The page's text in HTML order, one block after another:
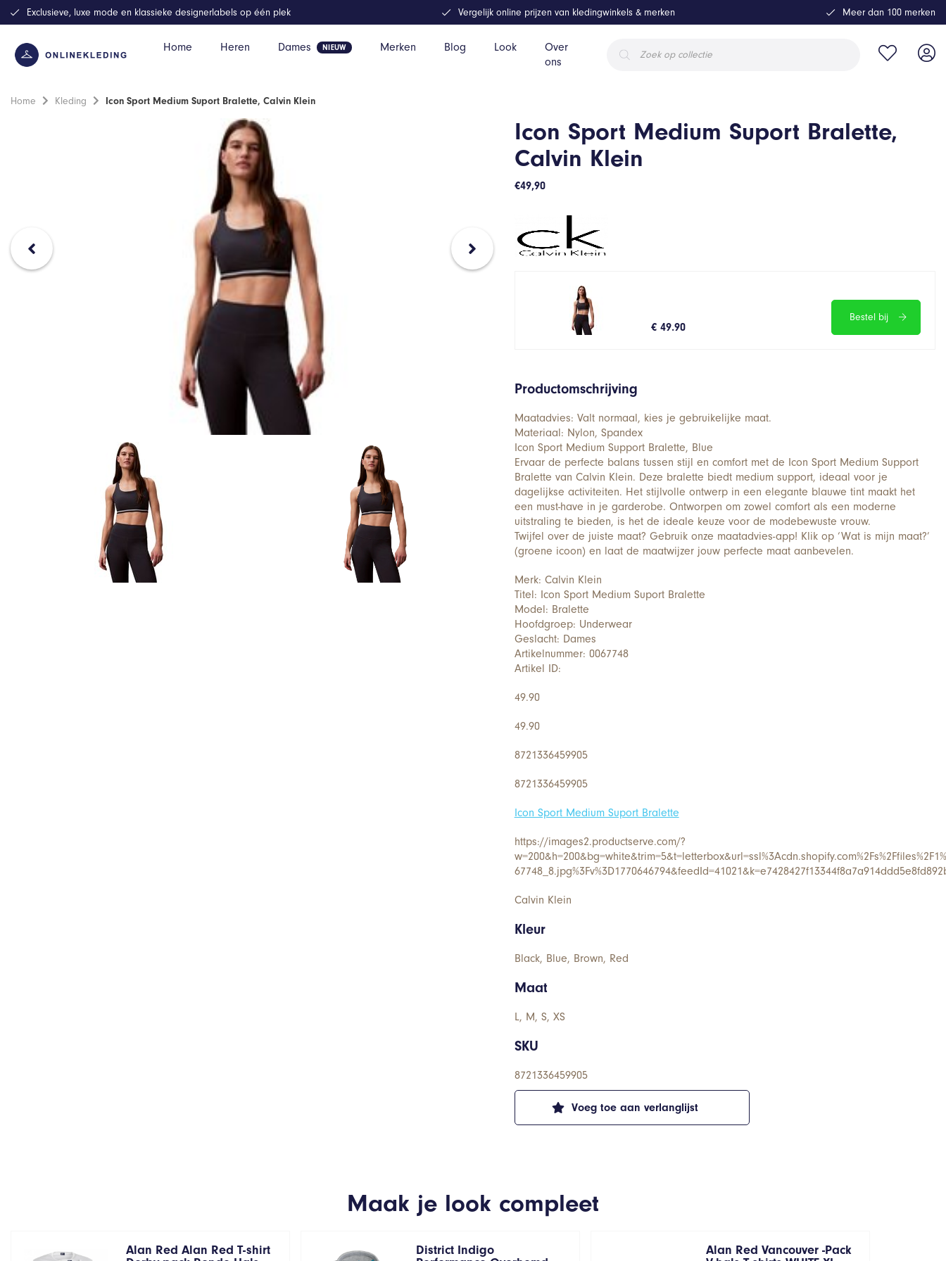
Home Heren Dames Merken Blog Look
Over
ons
zoeken
Exclusieve, luxe mode en klassieke designerlabels op één plek Vergelijk online prijzen van kledingwinkels & merken Meer dan 100 merken
Home Kleding Icon Sport Medium Suport Bralette, Calvin Klein
Icon Sport Medium Suport Bralette,
Calvin Klein
€49,90
€ 49.90
Bestel bij
Voeg toe aan verlanglijst
Productomschrijving
Maatadvies: Valt normaal, kies je gebruikelijke maat.
Materiaal: Nylon, Spandex
Icon Sport Medium Support Bralette, Blue
Ervaar de perfecte balans tussen stijl en comfort met de Icon Sport Medium Support
Bralette van Calvin Klein. Deze bralette biedt medium support, ideaal voor je
dagelijkse activiteiten. Het stijlvolle ontwerp in een elegante blauwe tint maakt het
een must-have in je garderobe. Ontworpen om zowel comfort als een moderne
uitstraling te bieden, is het de ideale keuze voor de modebewuste vrouw.
Twijfel over de juiste maat? Gebruik onze maatadvies-app! Klik op ‘Wat is mijn maat?’
(groene icoon) en laat de maatwijzer jouw perfecte maat aanbevelen.
Merk: Calvin Klein
Titel: Icon Sport Medium Suport Bralette
Model: Bralette
Hoofdgroep: Underwear
Geslacht: Dames
Artikelnummer: 0067748
Artikel ID:
49.90
49.90
8721336459905
8721336459905
Icon Sport Medium Suport Bralette
https://images2.productserve.com/?
Calvin Klein
Kleur
Black, Blue, Brown, Red
Maat
L, M, S, XS
SKU
8721336459905
Maak je look compleet
Alan Red Alan Red T-shirt
District Indigo
Alan Red Vancouver -Pack